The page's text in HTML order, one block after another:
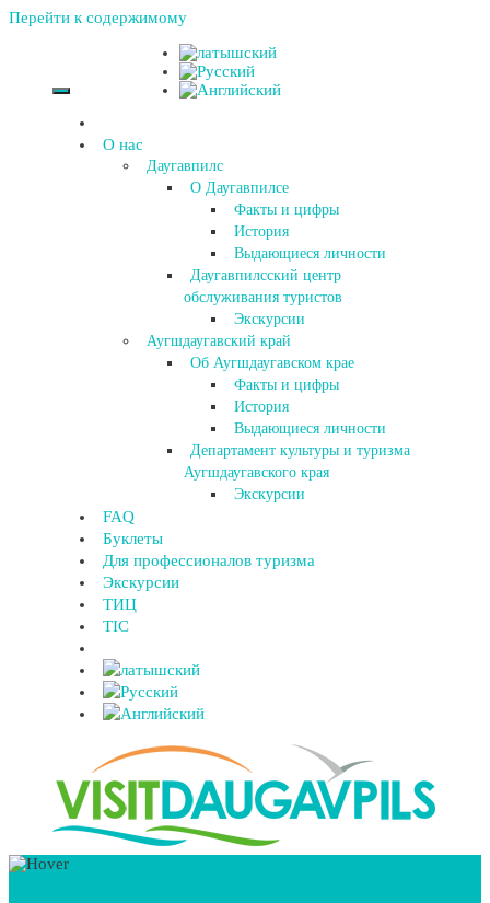
Перейти к содержимому
О нас
Даугавпилс
О Даугавпилсе
Факты и цифры
История
Выдающиеся личности
Даугавпилсский центр
обслуживания туристов
Экскурсии
Аугшдаугавский край
Об Аугшдаугавском крае
Факты и цифры
История
Выдающиеся личности
Департамент культуры и туризма
Аугшдаугавского края
Экскурсии
FAQ
Буклеты
Для профессионалов туризма
Экскурсии
ТИЦ
TIC